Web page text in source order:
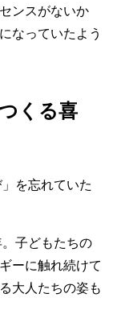
ンスがないか
なっていたよう
くる喜
を忘れていた
子どもたちの
ーに触れ続けて
大人たちの姿も